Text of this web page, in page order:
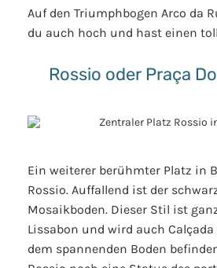
Auf den Triumphbogen Arco da
du auch hoch und hast einen
Rossio oder Praça
Ein weiterer berühmter Platz in
Rossio. Auffallend ist der
Mosaikboden. Dieser Stil ist
Lissabon und wird auch Calçada
dem spannenden Boden